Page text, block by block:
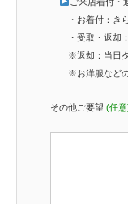
・お着付：き
・受取・返却：
※返却：当日夕
※お洋服などの
その他ご要望 (任意